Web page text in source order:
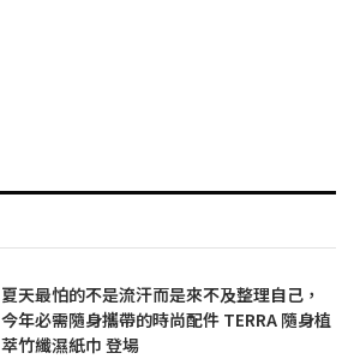
夏天最怕的不是流汗而是來不及整理自己，
今年必需隨身攜帶的時尚配件 TERRA 隨身植
萃竹纖濕紙巾 登場